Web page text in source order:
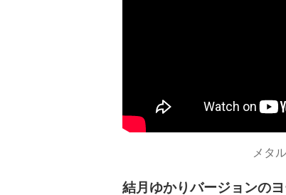
メタ
結月ゆかりバージョンの